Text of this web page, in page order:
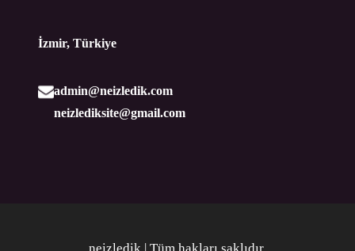
İzmir, Türkiye
admin@neizledik.com
neizlediksite@gmail.com